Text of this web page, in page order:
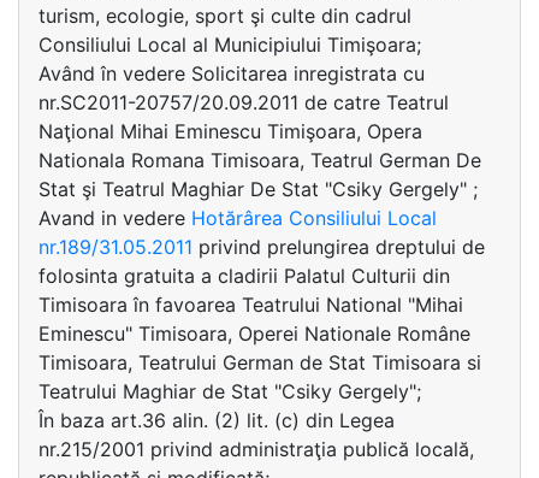
turism, ecologie, sport şi culte din cadrul
Consiliului Local al Municipiului Timişoara;
Având în vedere Solicitarea inregistrata cu
nr.SC2011-20757/20.09.2011 de catre Teatrul
Naţional Mihai Eminescu Timişoara, Opera
Nationala Romana Timisoara, Teatrul German De
Stat şi Teatrul Maghiar De Stat "Csiky Gergely" ;
Avand in vedere Hotărârea Consiliului Local
nr.189/31.05.2011 privind prelungirea dreptului de
folosinta gratuita a cladirii Palatul Culturii din
Timisoara în favoarea Teatrului National "Mihai
Eminescu" Timisoara, Operei Nationale Române
Timisoara, Teatrului German de Stat Timisoara si
Teatrului Maghiar de Stat "Csiky Gergely";
În baza art.36 alin. (2) lit. (c) din Legea
nr.215/2001 privind administraţia publică locală,